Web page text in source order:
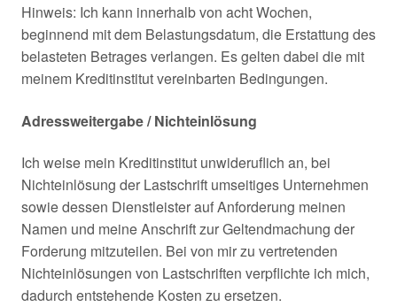
Hinweis: Ich kann innerhalb von acht Wochen,
beginnend mit dem Belastungsdatum, die Erstattung des
belasteten Betrages verlangen. Es gelten dabei die mit
meinem Kreditinstitut vereinbarten Bedingungen.
Adressweitergabe / Nichteinlösung
Ich weise mein Kreditinstitut unwideruflich an, bei
Nichteinlösung der Lastschrift umseitiges Unternehmen
sowie dessen Dienstleister auf Anforderung meinen
Namen und meine Anschrift zur Geltendmachung der
Forderung mitzuteilen. Bei von mir zu vertretenden
Nichteinlösungen von Lastschriften verpflichte ich mich,
dadurch entstehende Kosten zu ersetzen.